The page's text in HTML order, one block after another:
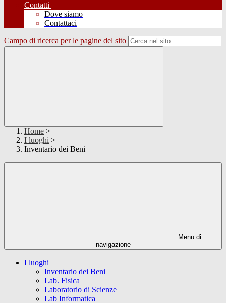
Contatti
Dove siamo
Contattaci
Campo di ricerca per le pagine del sito
Home >
I luoghi >
Inventario dei Beni
Menu di
navigazione
I luoghi
Inventario dei Beni
Lab. Fisica
Laboratorio di Scienze
Lab Informatica